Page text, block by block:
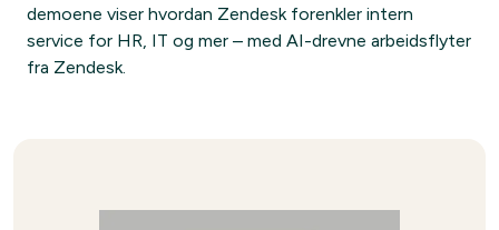
demoene viser hvordan Zendesk forenkler intern
service for HR, IT og mer – med AI-drevne arbeidsflyter
fra Zendesk.